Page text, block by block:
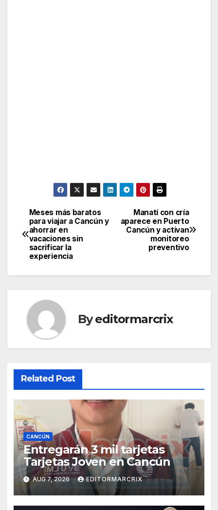
Post
navigation
Manatí con cría
aparece en Puerto
Cancún y activan
monitoreo
preventivo
Meses más baratos
para viajar a Cancún y
ahorrar en
vacaciones sin
sacrificar la
experiencia
Byeditormarcrix
Related Post
CANCÚN
Entregarán 3 mil tarjetas
Tarjetas Joven en Cancún
AUG 7, 2026 EDITORMARCRIX